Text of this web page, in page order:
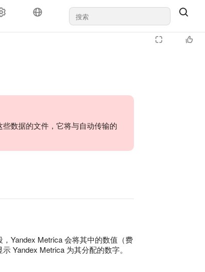
数据的文件，它将与自动传输的
Yandex Metrica 会将其中的数值（费
Yandex Metrica 为其分配的数字。